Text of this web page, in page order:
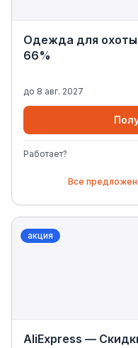
Одежда для охоты
66%
до 8 авг. 2027
Работает?
Все
акция
AliExpress —